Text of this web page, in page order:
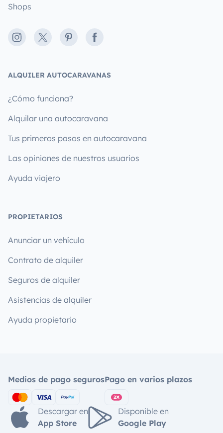
Shops
Instagram
X PinterestFacebook
ALQUILER AUTOCARAVANAS
¿Cómo funciona?
Alquilar una autocaravana
Tus primeros pasos en autocaravana
Las opiniones de nuestros usuarios
Ayuda viajero
PROPIETARIOS
Anunciar un vehículo
Contrato de alquiler
Seguros de alquiler
Asistencias de alquiler
Ayuda propietario
Medios de pago segurosPago en varios plazos
Descargar en
App Store
Disponible en
Google Play